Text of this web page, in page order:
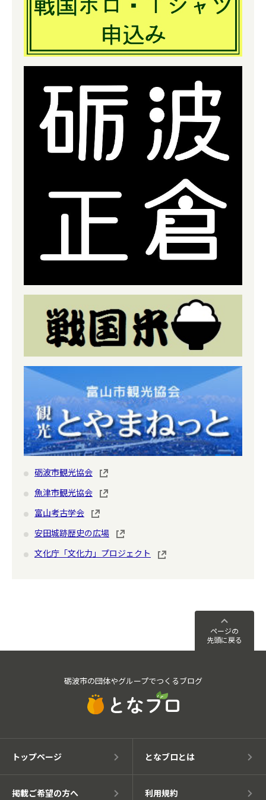
砺波市観光協会
魚津市観光協会
富山考古学会
安田城跡歴史の広場
文化庁「文化力」プロジェクト
ページの
先頭に戻る
砺波市の団体やグループでつくるブログ
トップページ となブロとは
掲載ご希望の方へ 利用規約